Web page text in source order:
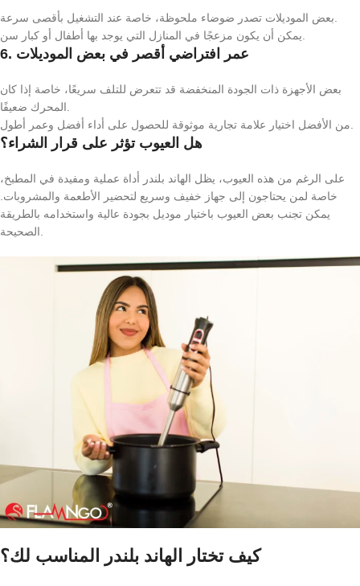
بعض الموديلات تصدر ضوضاء ملحوظة، خاصة عند التشغيل بأقصى سرعة.
يمكن أن يكون مزعجًا في المنازل التي يوجد بها أطفال أو كبار سن.
6. عمر افتراضي أقصر في بعض الموديلات
بعض الأجهزة ذات الجودة المنخفضة قد تتعرض للتلف سريعًا، خاصة إذا كان
المحرك ضعيفًا.
من الأفضل اختيار علامة تجارية موثوقة للحصول على أداء أفضل وعمر أطول.
هل العيوب تؤثر على قرار الشراء؟
على الرغم من هذه العيوب، يظل الهاند بلندر أداة عملية ومفيدة في المطبخ،
خاصة لمن يحتاجون إلى جهاز خفيف وسريع لتحضير الأطعمة والمشروبات.
يمكن تجنب بعض العيوب باختيار موديل بجودة عالية واستخدامه بالطريقة
الصحيحة.
كيف تختار الهاند بلندر المناسب لك؟